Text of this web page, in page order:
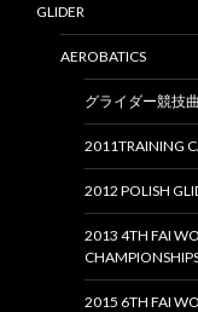
GLIDER
AEROBATICS
グライダー競技
2011TRAINING
2012 POLISH
2013 4TH FAI
2015 6TH FAI